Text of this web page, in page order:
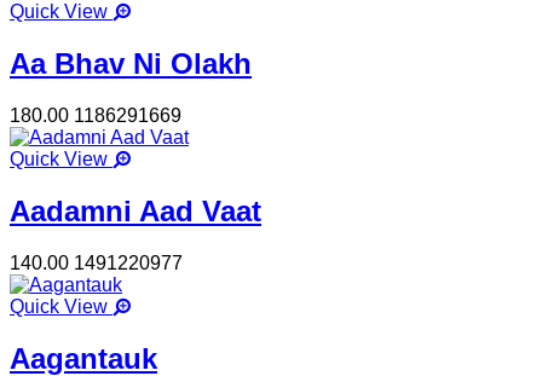
Quick View
Aa Bhav Ni Olakh
180.00 1186291669
Quick View
Aadamni Aad Vaat
140.00 1491220977
Quick View
Aagantauk